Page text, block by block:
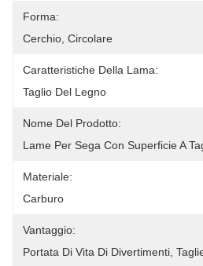
Forma:
Cerchio, Circolare
Caratteristiche Della Lama:
Taglio Del Legno
Nome Del Prodotto:
Lame Per Sega Con Superficie A
Materiale:
Carburo
Vantaggio:
Portata Di Vita Di Divertimenti,